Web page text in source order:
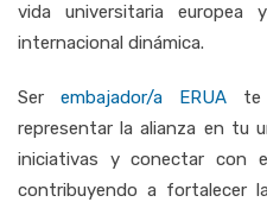
vida universitaria
internacional dinámica.
Ser embajador/a ERUAte
representar la alianza en tu
iniciativas y conectar con
contribuyendo a fortalecer